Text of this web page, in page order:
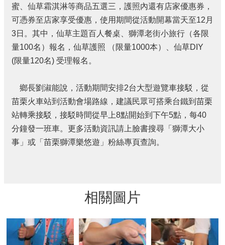
宣
告
補
助
公
告
網
站
導
覽
私
權
蜜、仙草霜淇淋等商品五選三，護照內還有店家優惠券，
可憑券至店家享受優惠，使用期間從活動開幕當天至12月
3日。其中，仙草主題百人餐桌、獅潭老街小旅行（各限
量100名）報名，仙草護照 （限量1000本）、仙草DIY
(限量120名) 受理報名。
鄉長劉淑能說，活動期間安排2台大型遊覽車接駁，從
苗栗火車站到活動會場路線，建議民眾可搭乘台鐵到苗栗
站轉乘接駁，接駁時間從早上8點開始到下午5點，每40
分鐘發一班車。更多活動資訊請上臉書搜尋「獅潭大小
事」或「苗栗獅潭樂悠遊」粉絲專頁查詢。
相關圖片